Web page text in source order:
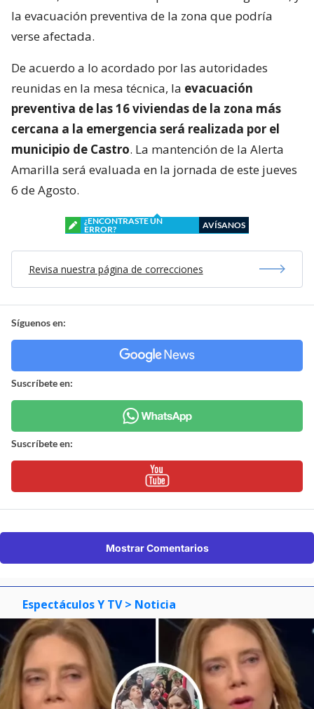
la evacuación preventiva de la zona que podría
verse afectada.
De acuerdo a lo acordado por las autoridades
reunidas en la mesa técnica, la evacuación
preventiva de las 16 viviendas de la zona más
cercana a la emergencia será realizada por el
municipio de Castro. La mantención de la Alerta
Amarilla será evaluada en la jornada de este jueves
6 de Agosto.
¿ENCONTRASTE UN
ERROR?
AVÍSANOS
Revisa nuestra página de correcciones
Síguenos en:
Suscríbete en:
Suscríbete en:
Mostrar Comentarios
Espectáculos Y TV > Noticia